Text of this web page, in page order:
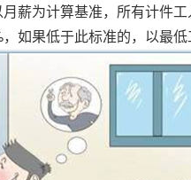
薪为计算基准，所有计件
如果低于此标准的，以最低